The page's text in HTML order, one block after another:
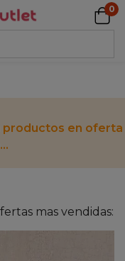
0
productos en oferta
mas vendidas: